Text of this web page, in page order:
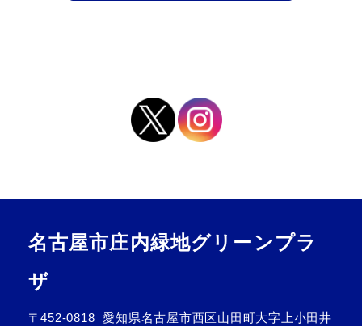
名古屋市庄内緑地グリーンプラ
ザ
〒452-0818
愛知県名古屋市西区山田町大字上小田井